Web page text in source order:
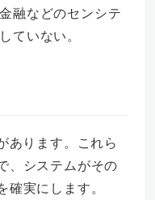
融などのセンシテ
ていない。
あります。これら
、システムがその
実にします。